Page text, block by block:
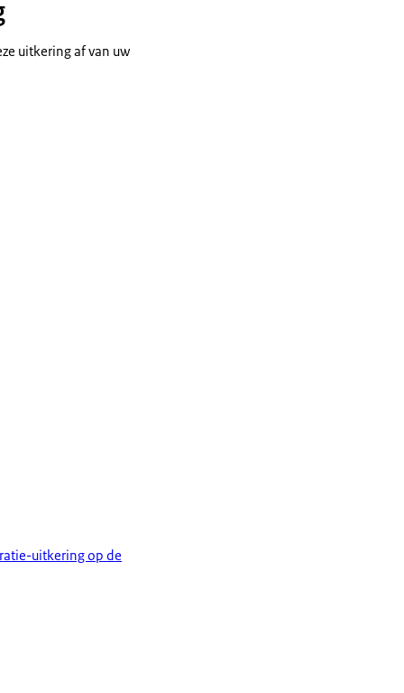
uitkering af van uw
uitkering op de